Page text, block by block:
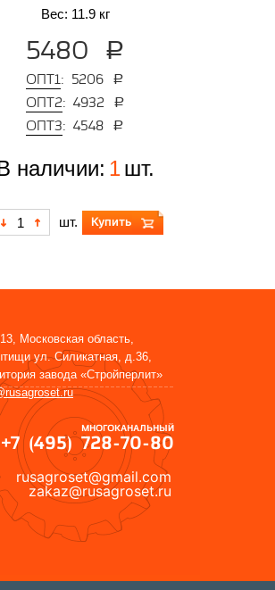
Вес: 11.9 кг
5480 a
Опт1: 5206 a
Опт2: 4932 a
Опт3: 4548 a
наличии: 1 шт.
Купить
шт.
МНОГОКАНАЛЬНЫЙ
+7 (495) 728-70-80
rusagroset@gmail.com
zakaz@rusagroset.ru
Московская область,
ул. Силикатная, д.36,
завода «Стройперлит»